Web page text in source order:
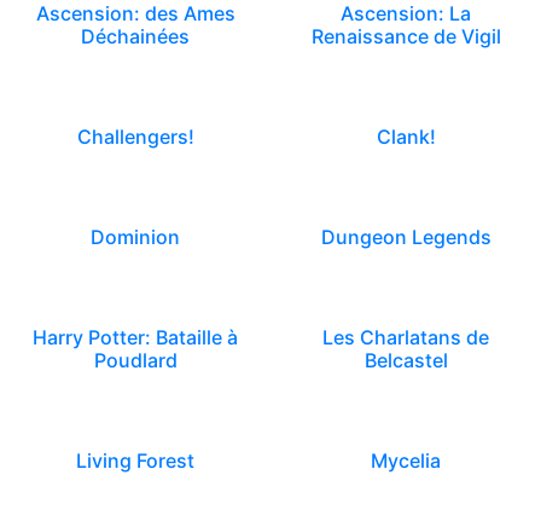
Ascension: des Ames
Déchainées
Ascension: La
Renaissance de Vigil
Challengers! Clank!
Dominion Dungeon Legends
Harry Potter: Bataille à
Poudlard
Les Charlatans de
Belcastel
Living Forest Mycelia